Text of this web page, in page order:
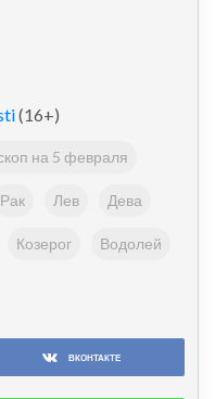
(16+)
на 5 февраля
Рак Лев Дева
Козерог Водолей
ВКОНТАКТЕ